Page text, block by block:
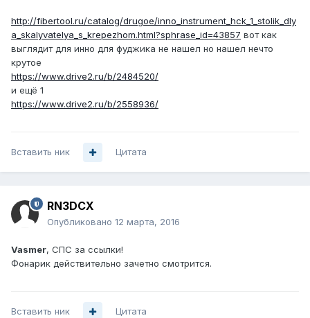
http://fibertool.ru/catalog/drugoe/inno_instrument_hck_1_stolik_dly
a_skalyvatelya_s_krepezhom.html?sphrase_id=43857 вот как
выглядит для инно для фуджика не нашел но нашел нечто
крутое
https://www.drive2.ru/b/2484520/
и ещё 1
https://www.drive2.ru/b/2558936/
Вставить ник Цитата
RN3DCX
Опубликовано 12 марта, 2016
Vasmer, СПС за ссылки!
Фонарик действительно зачетно смотрится.
Вставить ник Цитата